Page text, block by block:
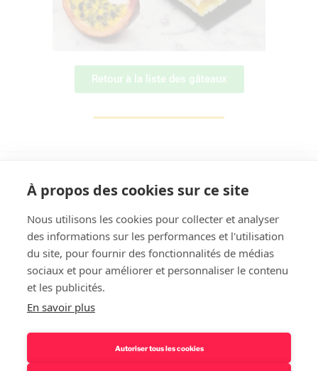
Retour à la liste des gâteaux
Rechercher
À propos des cookies sur ce site
Nous utilisons les cookies pour collecter et analyser
des informations sur les performances et l'utilisation
du site, pour fournir des fonctionnalités de médias
sociaux et pour améliorer et personnaliser le contenu
et les publicités.
En savoir plus
Autoriser tous les cookies